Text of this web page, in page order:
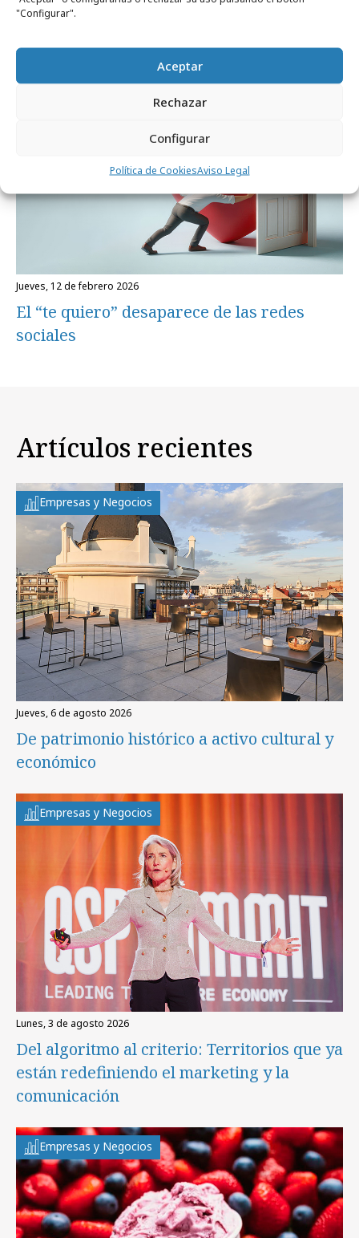
"Configurar".
Aceptar
Rechazar
Configurar
Política de CookiesAviso Legal
cliché este 14 de febrero
jueves, 12 de febrero 2026
El “te quiero” desaparece de las redes
sociales
Artículos recientes
Empresas y Negocios
jueves, 6 de agosto 2026
De patrimonio histórico a activo cultural y
económico
Empresas y Negocios
lunes, 3 de agosto 2026
Del algoritmo al criterio: Territorios que ya
están redefiniendo el marketing y la
comunicación
Empresas y Negocios